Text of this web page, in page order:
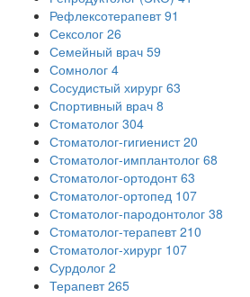
Рефлексотерапевт 91
Сексолог 26
Семейный врач 59
Сомнолог 4
Сосудистый хирург 63
Спортивный врач 8
Стоматолог 304
Стоматолог-гигиенист 20
Стоматолог-имплантолог 68
Стоматолог-ортодонт 63
Стоматолог-ортопед 107
Стоматолог-пародонтолог 38
Стоматолог-терапевт 210
Стоматолог-хирург 107
Сурдолог 2
Терапевт 265